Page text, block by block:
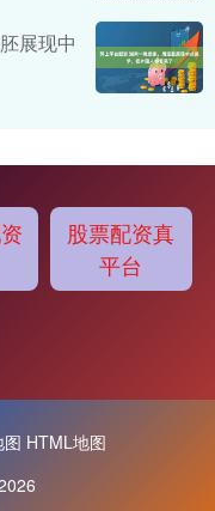
展现中
股票配资真
平台
图 HTML地图